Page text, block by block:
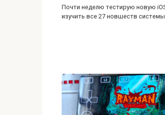
Почти неделю тестирую новую
изучить все 27 новшеств